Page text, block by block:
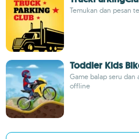
Temukan dan pesan
Toddler Kids
Game balap seru
offline